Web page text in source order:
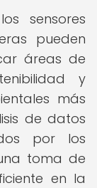
sensores
pueden
áreas de
y
más
de datos
por los
toma de
en la